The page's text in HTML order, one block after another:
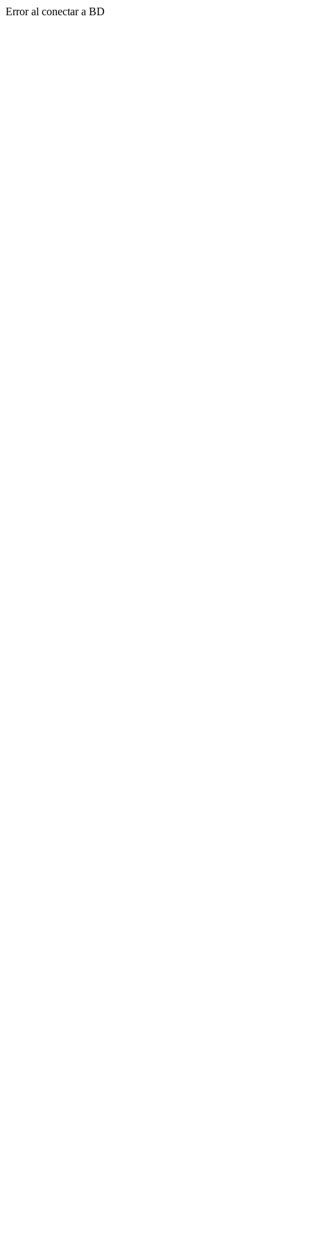
Error al conectar a BD